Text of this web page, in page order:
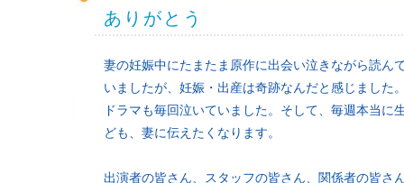
ありがとう
妻の妊娠中にたまたま原作に出会い泣きながら読ん
いましたが、妊娠・出産は奇跡なんだと感じました
ドラマも毎回泣いていました。そして、毎週本当
ども、妻に伝えたくなります。
出演者の皆さん、スタッフの皆さん、関係者の皆さ